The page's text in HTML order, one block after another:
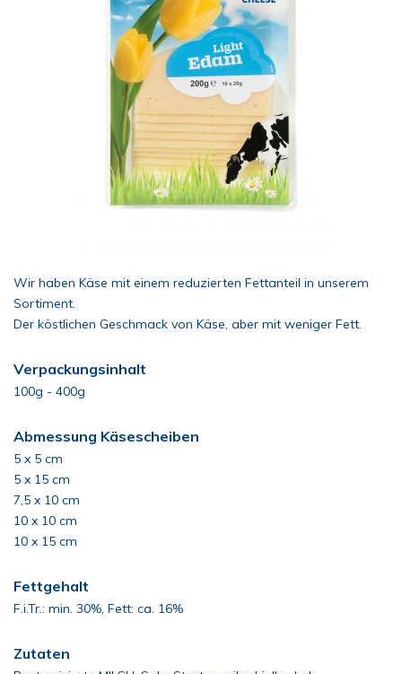
Wir haben Käse mit einem reduzierten Fettanteil in unserem
Sortiment.
Der köstlichen Geschmack von Käse, aber mit weniger Fett.
Verpackungsinhalt
100g - 400g
Abmessung Käsescheiben
5 x 5 cm
5 x 15 cm
7,5 x 10 cm
10 x 10 cm
10 x 15 cm
Fettgehalt
F.i.Tr.: min. 30%, Fett: ca. 16%
Zutaten